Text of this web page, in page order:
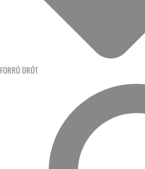
FORRÓ DRÓT